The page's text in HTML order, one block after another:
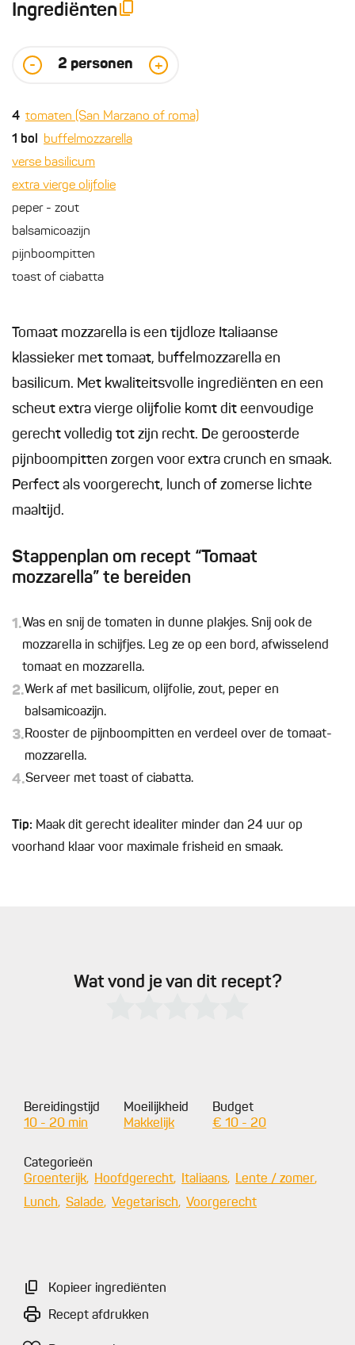
Ingrediënten
- 2 personen +
4 tomaten (San Marzano of roma)
1 bol buffelmozzarella
verse basilicum
extra vierge olijfolie
peper - zout
balsamicoazijn
pijnboompitten
toast of ciabatta
Tomaat mozzarella is een tijdloze Italiaanse
klassieker met tomaat, buffelmozzarella en
basilicum. Met kwaliteitsvolle ingrediënten en een
scheut extra vierge olijfolie komt dit eenvoudige
gerecht volledig tot zijn recht. De geroosterde
pijnboompitten zorgen voor extra crunch en smaak.
Perfect als voorgerecht, lunch of zomerse lichte
maaltijd.
Stappenplan om recept “Tomaat
mozzarella” te bereiden
1.Was en snij de tomaten in dunne plakjes. Snij ook de
mozzarella in schijfjes. Leg ze op een bord, afwisselend
tomaat en mozzarella.
2.Werk af met basilicum, olijfolie, zout, peper en
balsamicoazijn.
3.Rooster de pijnboompitten en verdeel over de tomaat-
mozzarella.
4.Serveer met toast of ciabatta.
Tip: Maak dit gerecht idealiter minder dan 24 uur op
voorhand klaar voor maximale frisheid en smaak.
Wat vond je van dit recept?
Bereidingstijd
10 - 20 min
Moeilijkheid
Makkelijk
Budget
€ 10 - 20
Categorieën
Groenterijk
Hoofdgerecht Italiaans
Lente / zomer
Lunch
Salade Vegetarisch Voorgerecht
Kopieer ingrediënten
Recept afdrukken